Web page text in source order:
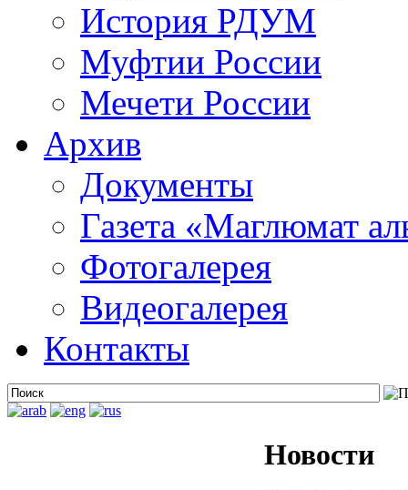
История РДУМ
Муфтии России
Мечети России
Архив
Документы
Газета «Маглюмат
Фотогалерея
Видеогалерея
Контакты
Новости